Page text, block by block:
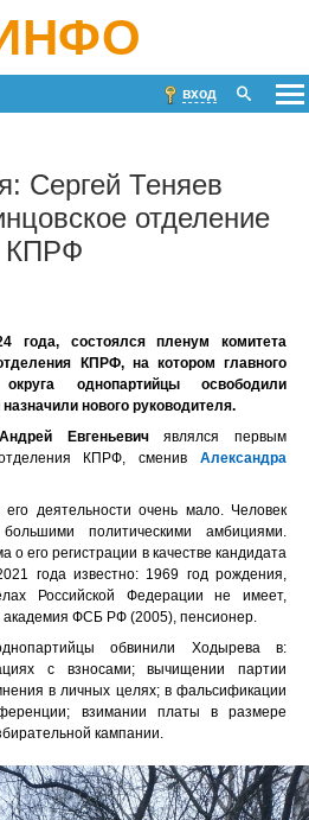
вход
Сергей Теняев
отделение
КПРФ
года, состоялся пленум комитета
КПРФ, на котором главного
однопартийцы освободили
нового руководителя.
Евгеньевичявлялся первым
отделения КПРФ, сменив Александра
деятельности очень мало. Человек
политическими амбициями.
о его регистрации в качестве кандидата
года известно: 1969 год рождения,
Российской Федерации не имеет,
ФСБ РФ (2005), пенсионер.
обвинили Ходырева в:
с взносами; вычищении партии
в личных целях; в фальсификации
взимании платы в размере
кампании.